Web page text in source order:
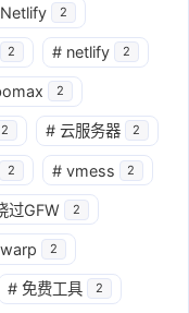
Netlify 2
2 # netlify 2
2
2 # 云服务器 2
2 # vmess 2
过GFW 2
warp 2
# 免费工具 2